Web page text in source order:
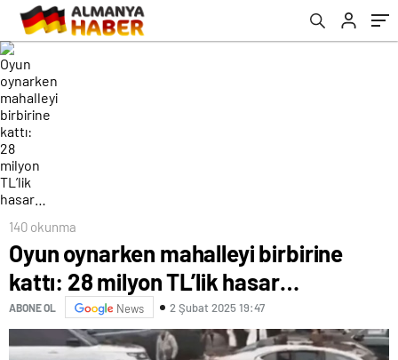
140 okunma
Oyun oynarken mahalleyi birbirine
kattı: 28 milyon TL’lik hasar…
ABONE OL News 2 Şubat 2025 19:47